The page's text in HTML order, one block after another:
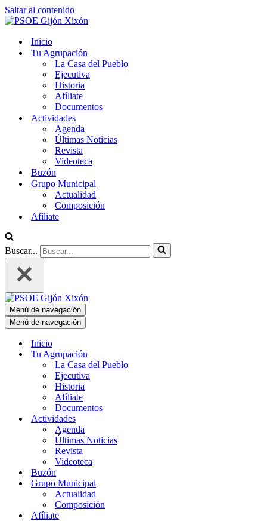
Saltar al contenido
Inicio
Tu Agrupación
La Casa del Pueblo
Ejecutiva
Historia
Afíliate
Documentos
Actividades
Agenda
Últimas Noticias
Revista
Videoteca
Buzón
Grupo Municipal
Actualidad
Composición
Afíliate
Buscar...
Menú de navegación
Menú de navegación
Inicio
Tu Agrupación
La Casa del Pueblo
Ejecutiva
Historia
Afíliate
Documentos
Actividades
Agenda
Últimas Noticias
Revista
Videoteca
Buzón
Grupo Municipal
Actualidad
Composición
Afíliate